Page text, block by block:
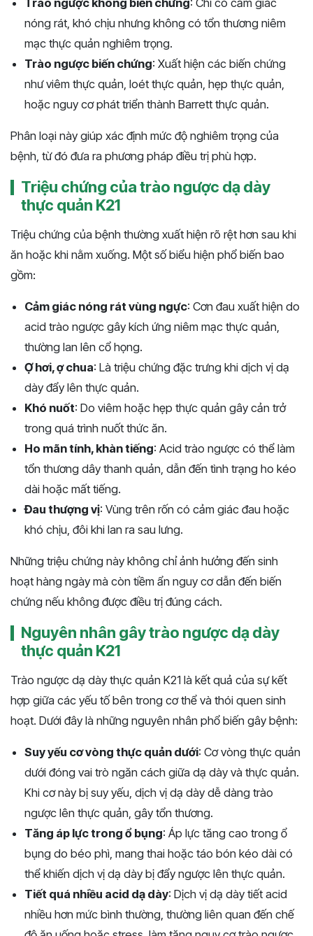
nóng rát, khó chịu nhưng không có tổn thương niêm
mạc thực quản nghiêm trọng.
Trào ngược biến chứng: Xuất hiện các biến chứng
như viêm thực quản, loét thực quản, hẹp thực quản,
hoặc nguy cơ phát triển thành Barrett thực quản.
Phân loại này giúp xác định mức độ nghiêm trọng của
bệnh, từ đó đưa ra phương pháp điều trị phù hợp.
Triệu chứng của trào ngược dạ dày
thực quản K21
Triệu chứng của bệnh thường xuất hiện rõ rệt hơn sau khi
ăn hoặc khi nằm xuống. Một số biểu hiện phổ biến bao
gồm:
Cảm giác nóng rát vùng ngực: Cơn đau xuất hiện do
acid trào ngược gây kích ứng niêm mạc thực quản,
thường lan lên cổ họng.
Ợ hơi, ợ chua: Là triệu chứng đặc trưng khi dịch vị dạ
dày đẩy lên thực quản.
Khó nuốt: Do viêm hoặc hẹp thực quản gây cản trở
trong quá trình nuốt thức ăn.
Ho mãn tính, khàn tiếng: Acid trào ngược có thể làm
tổn thương dây thanh quản, dẫn đến tình trạng ho kéo
dài hoặc mất tiếng.
Đau thượng vị: Vùng trên rốn có cảm giác đau hoặc
khó chịu, đôi khi lan ra sau lưng.
Những triệu chứng này không chỉ ảnh hưởng đến sinh
hoạt hàng ngày mà còn tiềm ẩn nguy cơ dẫn đến biến
chứng nếu không được điều trị đúng cách.
Nguyên nhân gây trào ngược dạ dày
thực quản K21
Trào ngược dạ dày thực quản K21 là kết quả của sự kết
hợp giữa các yếu tố bên trong cơ thể và thói quen sinh
hoạt. Dưới đây là những nguyên nhân phổ biến gây bệnh:
Suy yếu cơ vòng thực quản dưới: Cơ vòng thực quản
dưới đóng vai trò ngăn cách giữa dạ dày và thực quản.
Khi cơ này bị suy yếu, dịch vị dạ dày dễ dàng trào
ngược lên thực quản, gây tổn thương.
Tăng áp lực trong ổ bụng: Áp lực tăng cao trong ổ
bụng do béo phì, mang thai hoặc táo bón kéo dài có
thể khiến dịch vị dạ dày bị đẩy ngược lên thực quản.
Tiết quá nhiều acid dạ dày: Dịch vị dạ dày tiết acid
nhiều hơn mức bình thường, thường liên quan đến chế